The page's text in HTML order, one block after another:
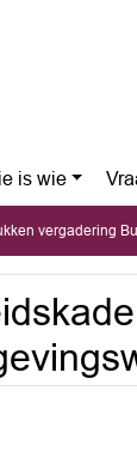
is wie
Burgemeester en